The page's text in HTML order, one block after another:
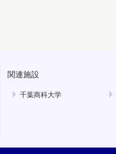
関連施設
千葉商科大学